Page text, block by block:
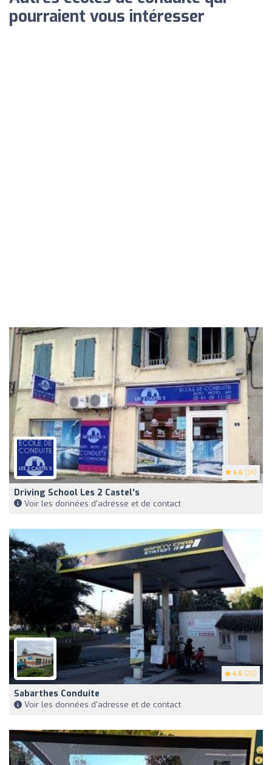
pourraient vous intéresser
4.6 (34)
Driving School Les 2 Castel's
Voir les données d'adresse et de contact
4.6 (20)
Sabarthes Conduite
Voir les données d'adresse et de contact